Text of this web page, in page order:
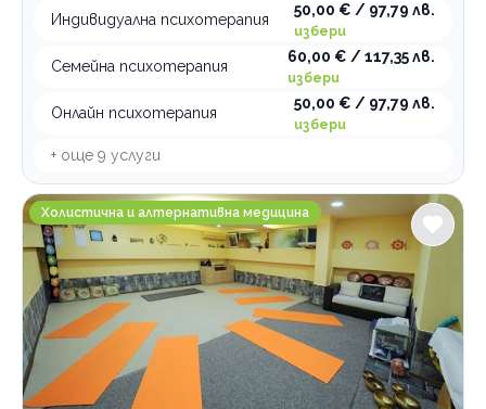
Индивидуална психотерапия
50,00 € / 97,79 лв.
избери
Семейна психотерапия
60,00 € / 117,35 лв.
избери
Онлайн психотерапия
50,00 € / 97,79 лв.
избери
+ още 9 услуги
Аура център Самхита
Холистична и алтернативна медицина